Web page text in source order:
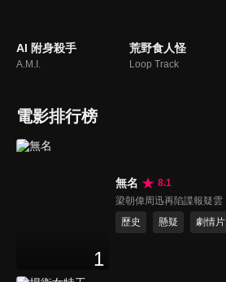
AI 附身殺手
A.M.I.
荒野食人怪
Loop Track
電影排行榜
1
無名
8.1
梁朝偉周迅再陷諜報疑雲
歷史
懸疑 劇情片